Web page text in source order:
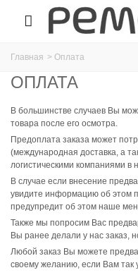
Главная > Оплата
ОПЛАТА
В большинстве случаев Вы
товара после его осмотра.
Предоплата заказа может
(международная доставка, а
логистическими компаниями
В случае если внесение
увидите информацию об этом
предупредит об этом наше
Также мы попросим Вас
Вы ранее делали у нас заказ,
Любой заказ Вы можете
своему желанию, если Вам так